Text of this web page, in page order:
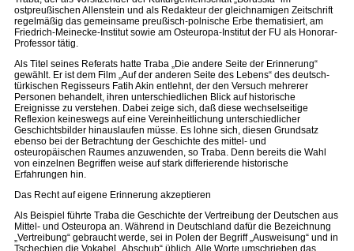
ostpreußischen Allenstein und als Redakteur der gleichnamigen Zeitschrift
regelmäßig das gemeinsame preußisch-polnische Erbe thematisiert, am
Friedrich-Meinecke-Institut sowie am Osteuropa-Institut der FU als Honorar-
Professor tätig.
Als Titel seines Referats hatte Traba „Die andere Seite der Erinnerung“
gewählt. Er ist dem Film „Auf der anderen Seite des Lebens“ des deutsch-
türkischen Regisseurs Fatih Akin entlehnt, der den Versuch mehrerer
Personen behandelt, ihren unterschiedlichen Blick auf historische
Ereignisse zu verstehen. Dabei zeige sich, daß diese wechselseitige
Reflexion keineswegs auf eine Vereinheitlichung unterschiedlicher
Geschichtsbilder hinauslaufen müsse. Es lohne sich, diesen Grundsatz
ebenso bei der Betrachtung der Geschichte des mittel- und
osteuropäischen Raumes anzuwenden, so Traba. Denn bereits die Wahl
von einzelnen Begriffen weise auf stark differierende historische
Erfahrungen hin.
Das Recht auf eigene Erinnerung akzeptieren
Als Beispiel führte Traba die Geschichte der Vertreibung der Deutschen aus
Mittel- und Osteuropa an. Während in Deutschland dafür die Bezeichnung
„Vertreibung“ gebraucht werde, sei in Polen der Begriff „Ausweisung“ und in
Tschechien die Vokabel „Abschub“ üblich. Alle Worte umschrieben das